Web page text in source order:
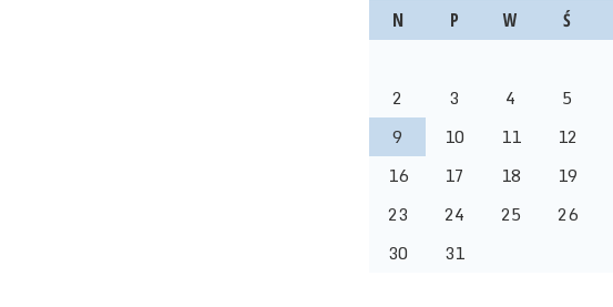
N P W Ś
2
3 4 5
9
10 11 12
16
17 18 19
23
24 25 26
30
31